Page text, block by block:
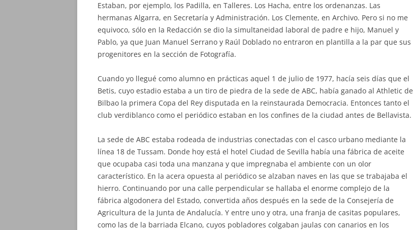
Estaban, por ejemplo, los Padilla, en Talleres. Los Hacha, entre los ordenanzas. Las
hermanas Algarra, en Secretaría y Administración. Los Clemente, en Archivo. Pero si no me
equivoco, sólo en la Redacción se dio la simultaneidad laboral de padre e hijo, Manuel y
Pablo, ya que Juan Manuel Serrano y Raúl Doblado no entraron en plantilla a la par que sus
progenitores en la sección de Fotografía.
Cuando yo llegué como alumno en prácticas aquel 1 de julio de 1977, hacía seis días que el
Betis, cuyo estadio estaba a un tiro de piedra de la sede de ABC, había ganado al Athletic de
Bilbao la primera Copa del Rey disputada en la reinstaurada Democracia. Entonces tanto el
club verdiblanco como el periódico estaban en los confines de la ciudad antes de Bellavista.
La sede de ABC estaba rodeada de industrias conectadas con el casco urbano mediante la
línea 18 de Tussam. Donde hoy está el hotel Ciudad de Sevilla había una fábrica de aceite
que ocupaba casi toda una manzana y que impregnaba el ambiente con un olor
característico. En la acera opuesta al periódico se alzaban naves en las que se trabajaba el
hierro. Continuando por una calle perpendicular se hallaba el enorme complejo de la
fábrica algodonera del Estado, convertida años después en la sede de la Consejería de
Agricultura de la Junta de Andalucía. Y entre uno y otra, una franja de casitas populares,
como las de la barriada Elcano, cuyos pobladores colgaban jaulas con canarios en los